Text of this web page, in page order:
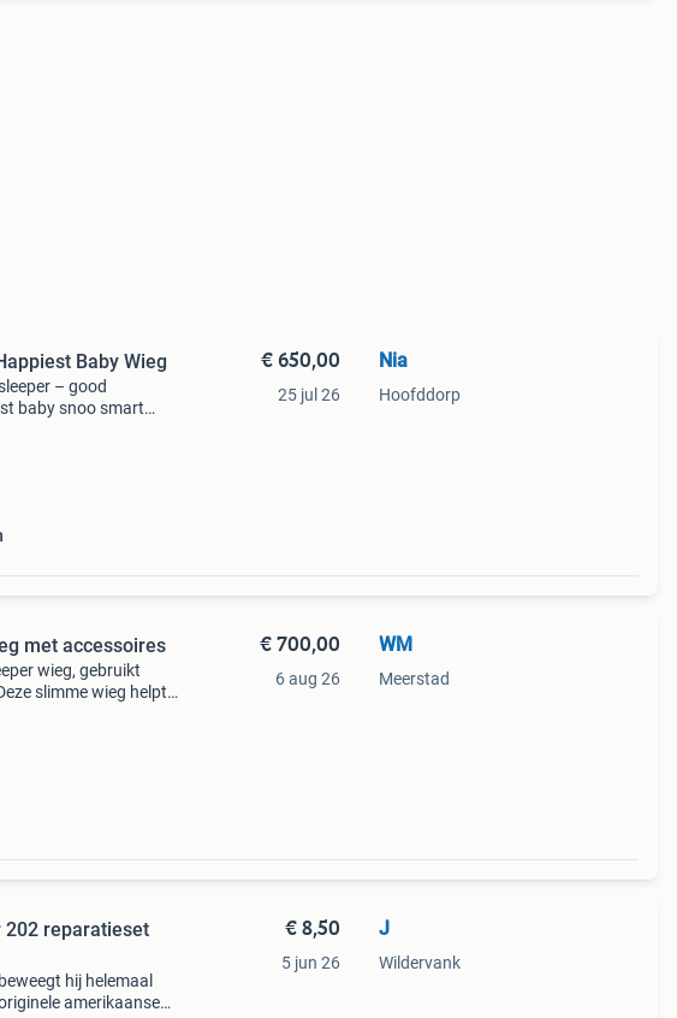
Baby Wieg
– good
baby snoo smart
€ 650,00
25 jul 26
Nia
Hoofddorp
met accessoires
wieg, gebruikt
slimme wieg helpt
€ 700,00
6 aug 26
WM
Meerstad
202 reparatieset
hij helemaal
amerikaanse
€ 8,50
5 jun 26
J
Wildervank